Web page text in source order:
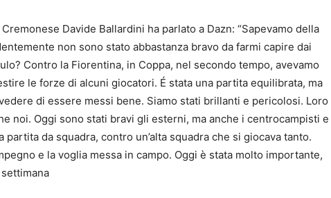
Davide Ballardini ha parlato a Dazn: “Sapevamo della
non sono stato abbastanza bravo da farmi capire dai
Contro la Fiorentina, in Coppa, nel secondo tempo, avevamo
le forze di alcuni giocatori. É stata una partita equilibrata, ma
di essere messi bene. Siamo stati brillanti e pericolosi. Loro
noi. Oggi sono stati bravi gli esterni, ma anche i centrocampisti e
da squadra, contro un’alta squadra che si giocava tanto.
e la voglia messa in campo. Oggi è stata molto importante,